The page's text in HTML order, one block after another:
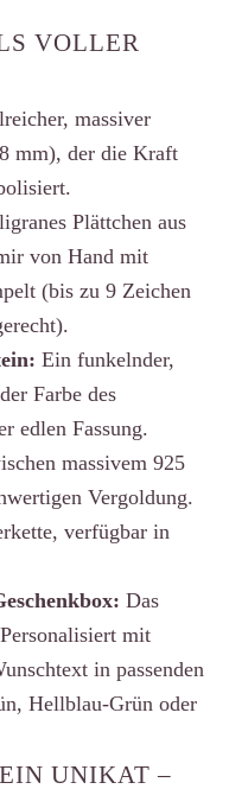
VOLLER
massiver
mm), der die Kraft
Plättchen aus
von Hand mit
(bis zu 9 Zeichen
Ein funkelnder,
Farbe des
edlen Fassung.
massivem 925
Vergoldung.
verfügbar in
Das
mit
in passenden
Hellblau-Grün oder
UNIKAT –